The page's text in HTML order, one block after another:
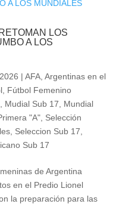
LOS
A LOS
| AFA, Argentinas en el
, Fútbol Femenino
Mudial Sub 17
Mundial
"A", Selección
, Seleccion Sub 17
Sub 17
de Argentina
en el Predio Lionel
la preparación para las